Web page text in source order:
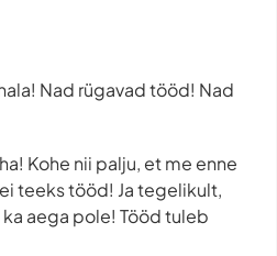
Nad rügavad tööd! Nad
Kohe nii palju, et me enne
teeks tööd! Ja tegelikult,
aega pole! Tööd tuleb